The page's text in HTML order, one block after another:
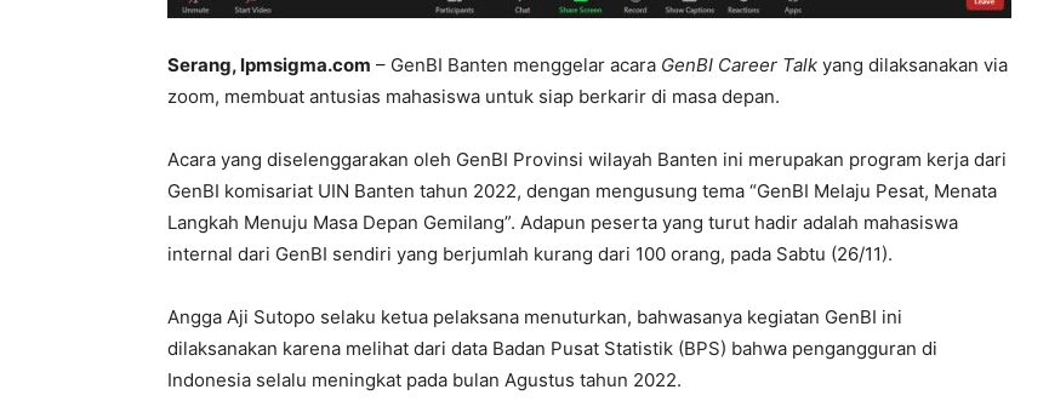
Serang, lpmsigma.com – GenBI Banten menggelar acara GenBI Career Talk yang dilaksanakan via
zoom, membuat antusias mahasiswa untuk siap berkarir di masa depan.
Acara yang diselenggarakan oleh GenBI Provinsi wilayah Banten ini merupakan program kerja dari
GenBI komisariat UIN Banten tahun 2022, dengan mengusung tema “GenBI Melaju Pesat, Menata
Langkah Menuju Masa Depan Gemilang”. Adapun peserta yang turut hadir adalah mahasiswa
internal dari GenBI sendiri yang berjumlah kurang dari 100 orang, pada Sabtu (26/11).
Angga Aji Sutopo selaku ketua pelaksana menuturkan, bahwasanya kegiatan GenBI ini
dilaksanakan karena melihat dari data Badan Pusat Statistik (BPS) bahwa pengangguran di
Indonesia selalu meningkat pada bulan Agustus tahun 2022.